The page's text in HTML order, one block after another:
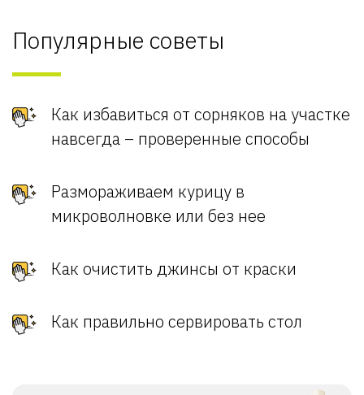
Популярные советы
Как избавиться от сорняков на участке
навсегда – проверенные способы
Размораживаем курицу в
микроволновке или без нее
Как очистить джинсы от краски
Как правильно сервировать стол